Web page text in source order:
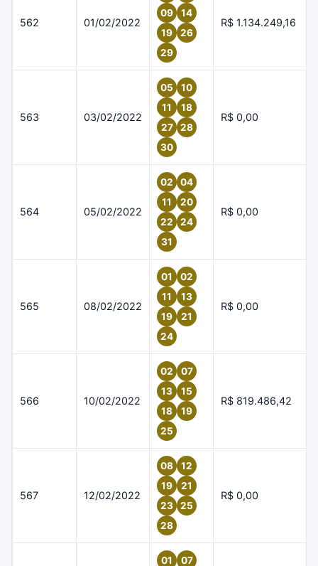
562 01/02/2022
09
14
19
26
29
R$ 1.134.249,16
563 03/02/2022
05
10
11
18
27
28
30
R$ 0,00
564 05/02/2022
02
04
11
20
22
24
31
R$ 0,00
565 08/02/2022
01
02
11
13
19
21
24
R$ 0,00
566 10/02/2022
02
07
13
15
18
19
25
R$ 819.486,42
567 12/02/2022
08
12
19
21
23
25
28
R$ 0,00
01 07